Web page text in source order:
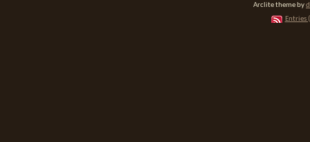
Arclite theme by
Entries